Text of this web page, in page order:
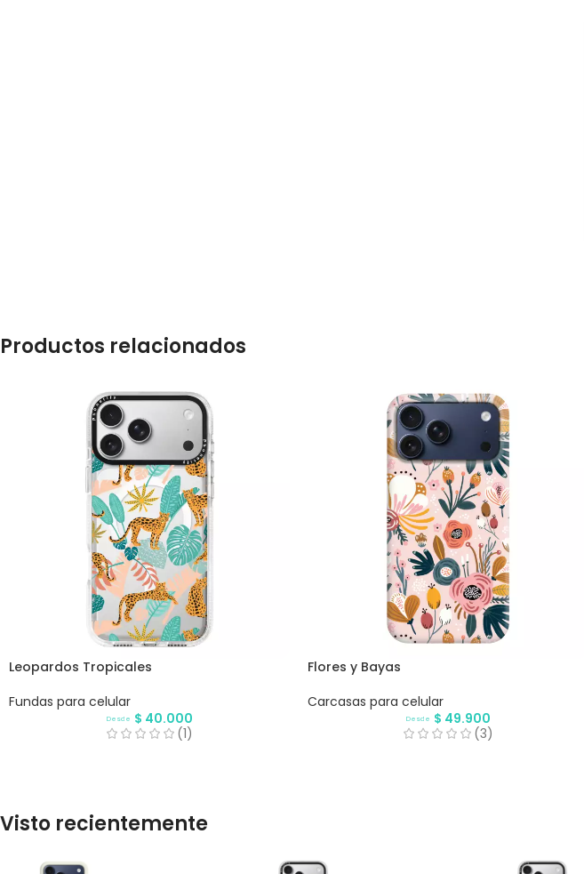
Productos relacionados
Leopardos Tropicales
Fundas para celular
Desde $ 40.000
(1)
Flores y Bayas
Carcasas para celular
Desde $ 49.900
(3)
Visto recientemente